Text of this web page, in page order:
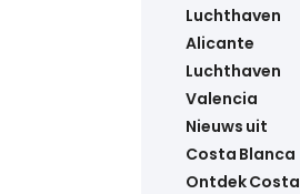
Luchthaven
Alicante
Luchthaven
Valencia
Nieuws uit
Costa Blanca
Ontdek Costa